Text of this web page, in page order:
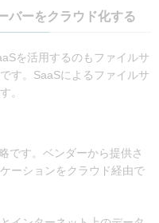
バーをクラウド化する
を活用するのもファイルサ
す。SaaSによるファイルサ
。
です。ベンダーから提供さ
ーションをクラウド経由で